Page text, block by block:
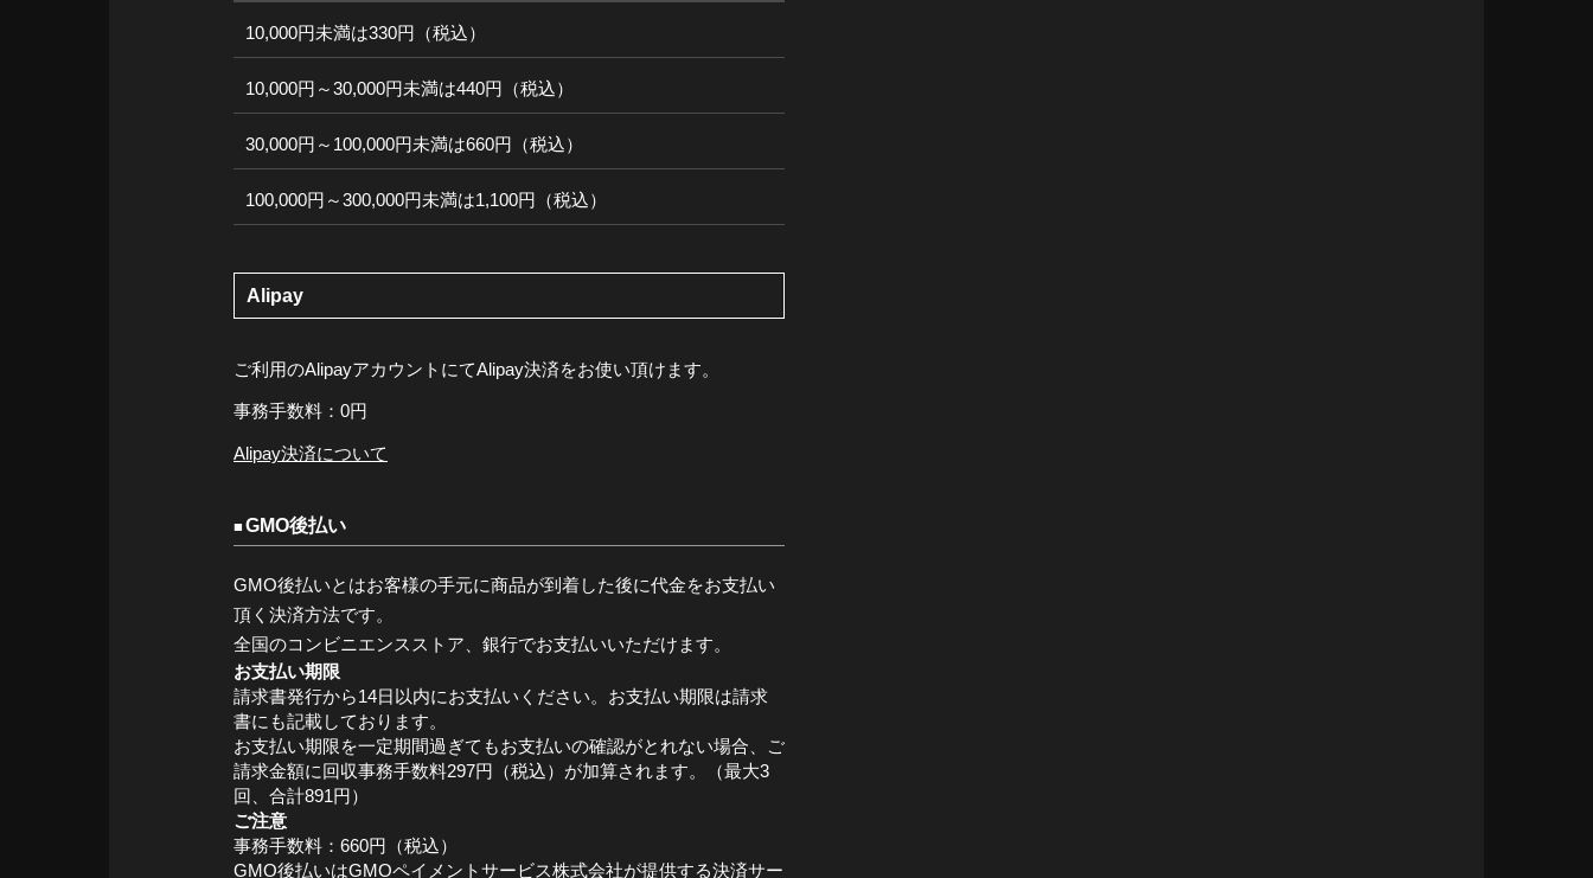
10,000円未満は330円（税込）
10,000円～30,000円未満は440円（税込）
30,000円～100,000円未満は660円（税込）
100,000円～300,000円未満は1,100円（税込）
Alipay
ご利用のAlipayアカウントにてAlipay決済をお使い頂けます。
事務手数料：0円
Alipay決済について
GMO後払い
GMO後払いとはお客様の手元に商品が到着した後に代金をお支払い
頂く決済方法です。
全国のコンビニエンスストア、銀行でお支払いいただけます。
お支払い期限
請求書発行から14日以内にお支払いください。お支払い期限は請求
書にも記載しております。
お支払い期限を一定期間過ぎてもお支払いの確認がとれない場合、ご
請求金額に回収事務手数料297円（税込）が加算されます。（最大3
回、合計891円）
ご注意
事務手数料：660円（税込）
GMO後払いはGMOペイメントサービス株式会社が提供する決済サー